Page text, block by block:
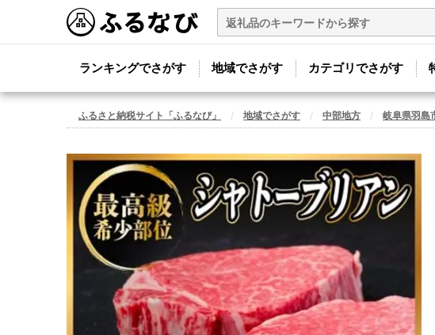
ランキングでさがす 地域でさがす カテゴリでさがす
ふるさと納税サイト「ふるなび」 地域でさがす 中部地方 岐阜県羽島